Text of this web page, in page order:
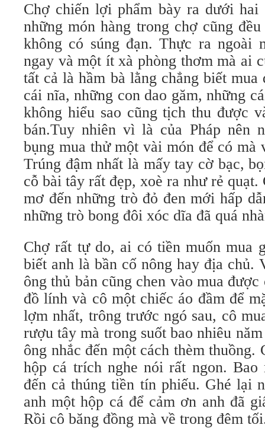
Chợ chiến lợi phẩm bày ra dưới
những món hàng trong chợ cũng
không có súng đạn. Thực ra ngoài
ngay và một ít xà phòng thơm mà ai
tất cả là hầm bà lằng chẳng biết
cái nĩa, những con dao găm, những
không hiểu sao cũng tịch thu được
bán.Tuy nhiên vì là của Pháp nên
bụng mua thử một vài món để có mà
Trúng đậm nhất là mấy tay cờ bạc,
cỗ bài tây rất đẹp, xoè ra như rẻ quạt.
mơ đến những trò đỏ đen mới hấp
những trò bong đôi xóc dĩa đã quá
Chợ rất tự do, ai có tiền muốn mua
biết anh là bần cố nông hay địa chủ.
ông thủ bản cũng chen vào mua
đồ lính và cô một chiếc áo đầm để
lợm nhất, trông trước ngó sau, cô
rượu tây mà trong suốt bao nhiêu
ông nhắc đến một cách thèm thuồng.
hộp cá trích nghe nói rất ngon. Bao
đến cả thúng tiền tín phiếu. Ghé lại
anh một hộp cá để cảm ơn anh đã
Rồi cô băng đồng mà về trong đêm